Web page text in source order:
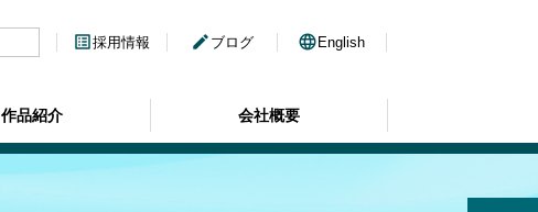
作品紹介 会社概要
list_alt採用情報 edit ブログ language English